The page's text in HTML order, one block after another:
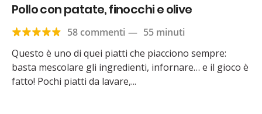
Pollo con patate, finocchi e olive
58 commenti — 55 minuti
Questo è uno di quei piatti che piacciono sempre:
basta mescolare gli ingredienti, infornare… e il gioco è
fatto! Pochi piatti da lavare,...